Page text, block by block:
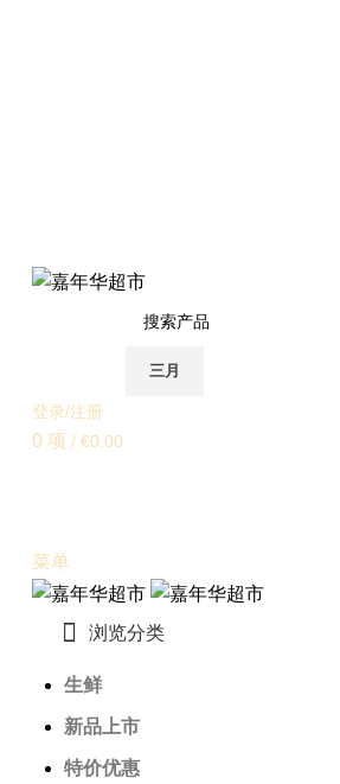
三月
登录/注册
0 项 / €0.00
菜单
浏览分类
生鲜
新品上市
特价优惠